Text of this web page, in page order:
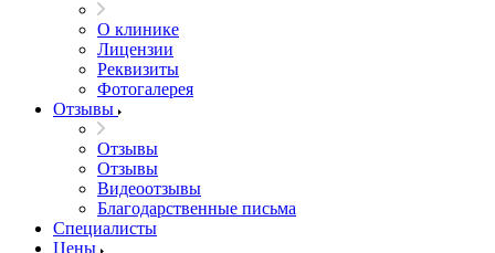
О клинике
Лицензии
Реквизиты
Фотогалерея
Отзывы
Отзывы
Отзывы
Видеоотзывы
Благодарственные письма
Специалисты
Цены